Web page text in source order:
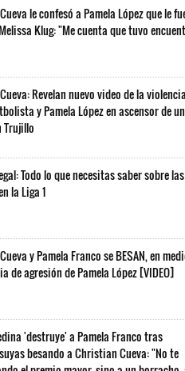
le confesó a Pamela López que le
Klug: "Me cuenta que tuvo
Revelan nuevo video de la
y Pamela López en ascensor de un
Trujillo
Todo lo que necesitas saber sobre las
la Liga 1
y Pamela Franco se BESAN, en
de agresión de Pamela López [VIDEO]
'destruye' a Pamela Franco tras
besando a Christian Cueva: "No te